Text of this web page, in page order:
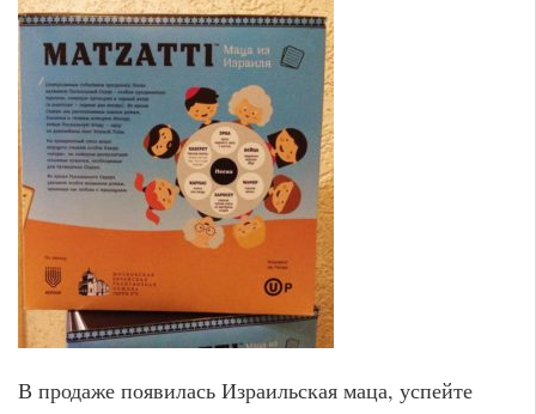
В продаже появилась Израильская маца, успейте